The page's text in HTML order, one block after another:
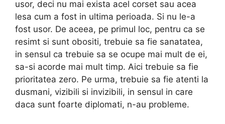
usor, deci nu mai exista acel corset sau acea
lesa cum a fost in ultima perioada. Si nu le-a
fost usor. De aceea, pe primul loc, pentru ca se
resimt si sunt obositi, trebuie sa fie sanatatea,
in sensul ca trebuie sa se ocupe mai mult de ei,
sa-si acorde mai mult timp. Aici trebuie sa fie
prioritatea zero. Pe urma, trebuie sa fie atenti la
dusmani, vizibili si invizibili, in sensul in care
daca sunt foarte diplomati, n-au probleme.